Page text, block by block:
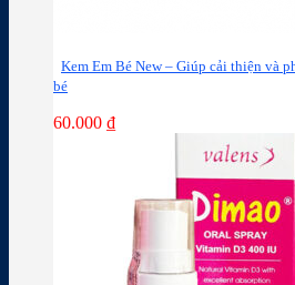
Kem Em Bé New – Giúp cải thiện và
bé
60.000 ₫